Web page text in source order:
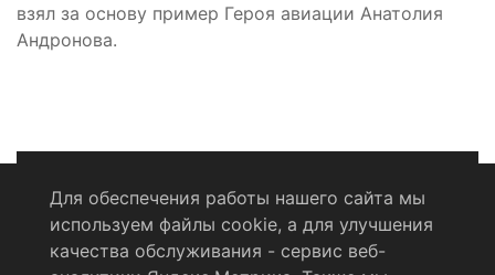
взял за основу пример Героя авиации Анатолия
Андронова.
Политика конфиденциальности
Для обеспечения работы нашего сайта мы
используем файлы cookie, а для улучшения
качества обслуживания - сервис веб-